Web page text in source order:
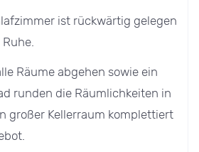
ist rückwärtig gelegen
Räume abgehen sowie ein
runden die Räumlichkeiten in
großer Kellerraum komplettiert